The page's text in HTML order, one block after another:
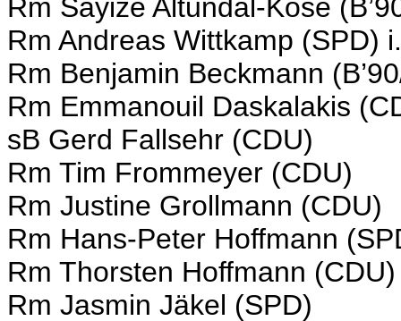
Rm Sayize Altundal-Köse
Rm Andreas Wittkamp (SPD)
Rm Benjamin Beckmann
Rm Emmanouil Daskalakis
sB Gerd Fallsehr (CDU)
Rm Tim Frommeyer (CDU)
Rm Justine Grollmann (CDU)
Rm Hans-Peter Hoffmann
Rm Thorsten Hoffmann (CDU)
Rm Jasmin Jäkel (SPD)